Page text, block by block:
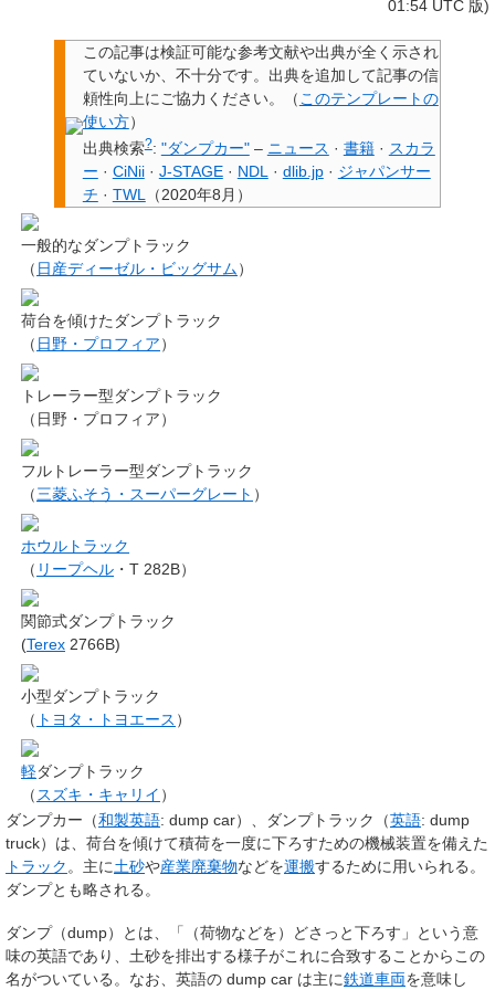
01:54 UTC 版)
この記事は検証可能な参考文献や出典が全く示され
ていないか、不十分です。 出典を追加して記事の信
頼性向上にご協力ください。
（ このテンプレートの
使い方）
出典検索?: "ダンプカー"– ニュース · 書籍 · スカラ
ー · CiNii · J-STAGE · NDL · dlib.jp · ジャパンサー
チ · TWL （2020年8月 ）
一般的なダンプトラック
（ 日産ディーゼル・ビッグサム）
荷台を傾けたダンプトラック
（ 日野・プロフィア）
トレーラー型ダンプトラック
（日野・プロフィア）
フルトレーラー型ダンプトラック
（三菱ふそう・スーパーグレート ）
ホウルトラック
（ リープヘル ・T 282B）
関節式ダンプトラック
(Terex 2766B)
小型ダンプトラック
（ トヨタ・トヨエース ）
軽ダンプトラック
（ スズキ・キャリイ ）
ダンプカー （和製英語: dump car）、 ダンプトラック （英語: dump
truck）は、荷台を傾けて積荷を一度に下ろすための機械装置を備えた
トラック 。主に土砂や産業廃棄物などを運搬するために用いられる。
ダンプとも略される。
ダンプ（dump）とは、「（荷物などを）どさっと下ろす」という意
味の英語であり、土砂を排出する様子がこれに合致することからこの
名がついている。なお、英語の dump car は主に鉄道車両を意味し